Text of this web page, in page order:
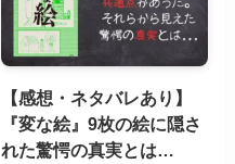
【感想・ネタバレあり】
『変な絵』9枚の絵に隠さ
れた驚愕の真実とは…